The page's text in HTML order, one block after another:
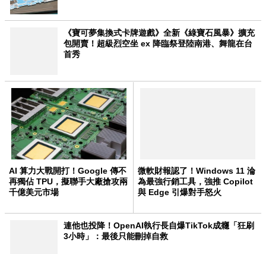
《寶可夢集換式卡牌遊戲》全新《綠寶石風暴》擴充
包開賣！超級烈空坐 ex 降臨祭登陸南港、舞龍在台
首秀
AI 算力大戰開打！Google 傳不
再獨佔 TPU，擬聯手大廠搶攻兩
千億美元市場
微軟財報認了！Windows 11 淪
為最強行銷工具，強推 Copilot
與 Edge 引爆對手怒火
連他也投降！OpenAI執行長自爆TikTok成癮「狂刷
3小時」：最後只能刪掉自救